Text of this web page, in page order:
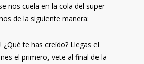
nos cuela en la cola del super
de la siguiente manera:
¿Qué te has creído? Llegas el
el primero, vete al final de la